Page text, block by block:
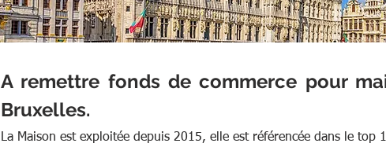
A remettre fonds de commerce pour
Bruxelles.
La Maison est exploitée depuis 2015, elle est référencée dans le